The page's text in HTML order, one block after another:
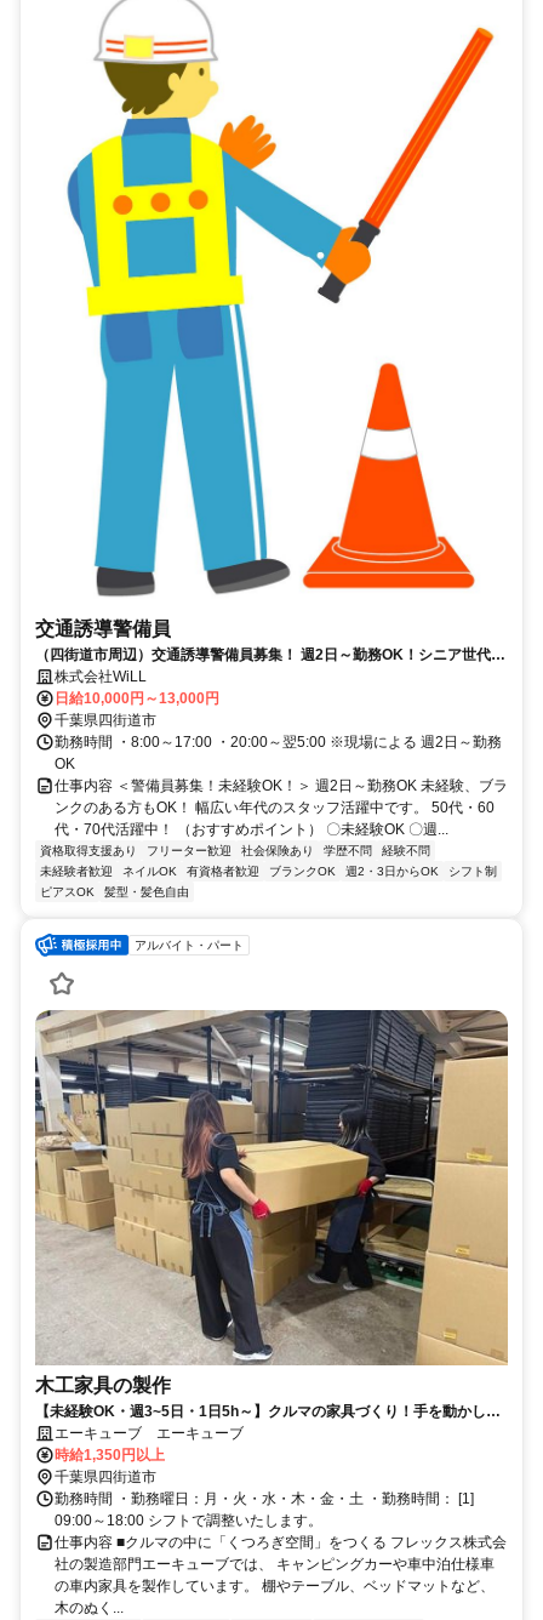
交通誘導警備員
（四街道市周辺）交通誘導警備員募集！ 週2日～勤務OK！シニア世代活
躍中！
株式会社WiLL
日給10,000円～13,000円
千葉県四街道市
勤務時間 ・8:00～17:00 ・20:00～翌5:00 ※現場による 週2日～勤務
OK
仕事内容 ＜警備員募集！未経験OK！＞ 週2日～勤務OK 未経験、ブラ
ンクのある方もOK！ 幅広い年代のスタッフ活躍中です。 50代・60
代・70代活躍中！ （おすすめポイント） 〇未経験OK 〇週...
資格取得支援あり フリーター歓迎 社会保険あり 学歴不問
経験不問
未経験者歓迎
ネイルOK 有資格者歓迎 ブランクOK 週2・3日からOK
シフト制
ピアスOK
髪型・髪色自由
アルバイト・パート
木工家具の製作
【未経験OK・週3~5日・1日5h～】クルマの家具づくり！手を動かして
「形にする楽しさ」を実感できる◎
エーキューブ エーキューブ
時給1,350円以上
千葉県四街道市
勤務時間 ・勤務曜日：月・火・水・木・金・土 ・勤務時間： [1]
09:00～18:00 シフトで調整いたします。
仕事内容 ■クルマの中に「くつろぎ空間」をつくる フレックス株式会
社の製造部門エーキューブでは、 キャンピングカーや車中泊仕様車
の車内家具を製作しています。 棚やテーブル、ベッドマットなど、
木のぬく...